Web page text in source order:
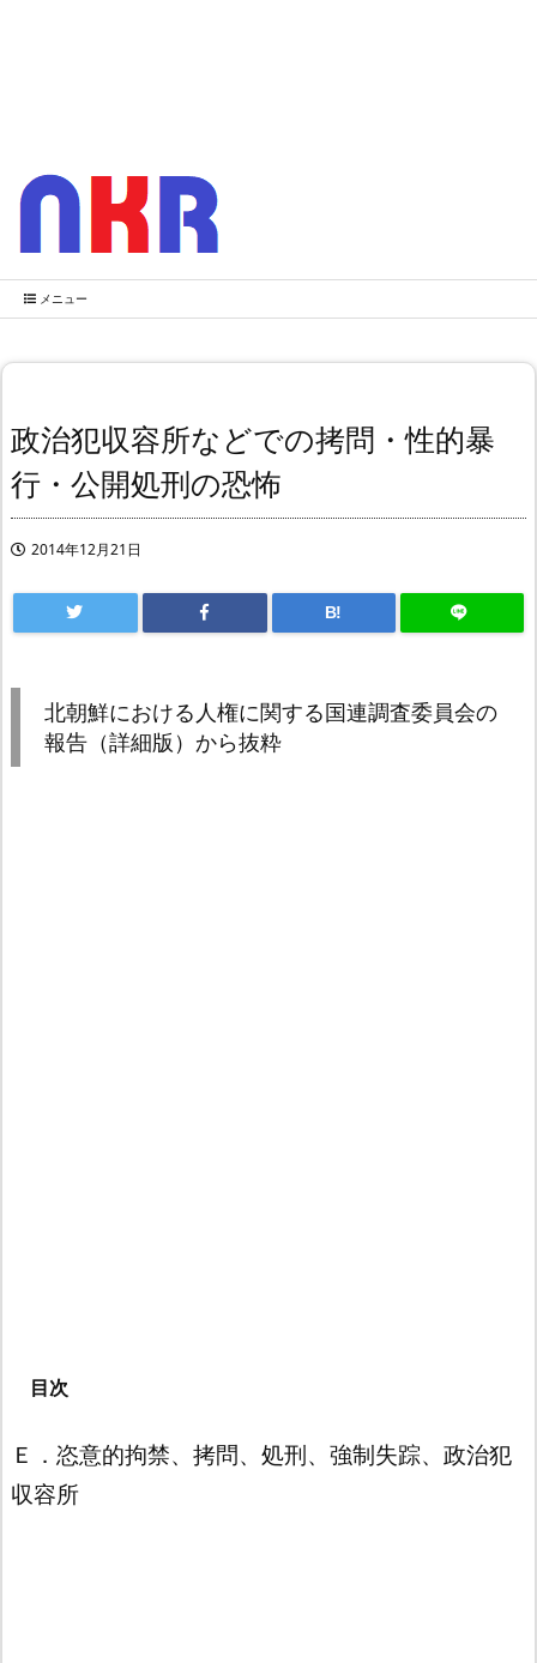
メニュー
政治犯収容所などでの拷問・性的暴
行・公開処刑の恐怖
2014年12月21日
B!
北朝鮮における人権に関する国連調査委員会の
報告（詳細版）から抜粋
目次
Ｅ．恣意的拘禁、拷問、処刑、強制失踪、政治犯
収容所